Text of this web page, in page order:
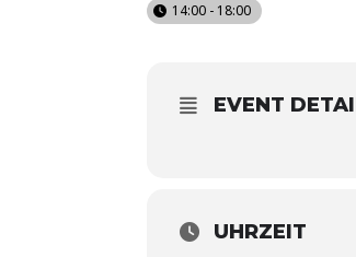
14:00 - 18:00
EVENT
UHRZEIT